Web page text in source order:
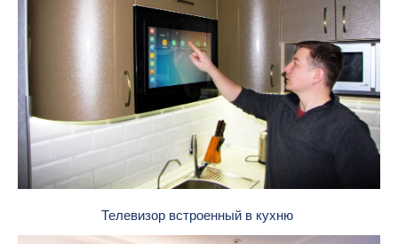
Телевизор встроенный в кухню